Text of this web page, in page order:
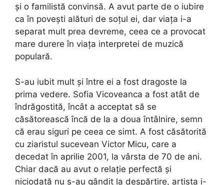
și o familistă convinsă. A avut parte de o iubire
ca în povești alături de soțul ei, dar viața i-a
separat mult prea devreme, ceea ce a provocat
mare durere în viața interpretei de muzică
populară.
S-au iubit mult și între ei a fost dragoste la
prima vedere. Sofia Vicoveanca a fost atât de
îndrăgostită, încât a acceptat să se
căsătorească încă de la a doua întâlnire, semn
că erau siguri pe ceea ce simt. A fost căsătorită
cu ziaristul sucevean Victor Micu, care a
decedat în aprilie 2001, la vârsta de 70 de ani.
Chiar dacă au avut o relație perfectă și
niciodată nu s-au gândit la despărțire, artista i-